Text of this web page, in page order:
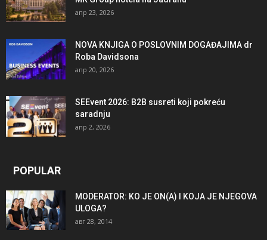
апр 23, 2026
NOVA KNJIGA O POSLOVNIM DOGAĐAJIMA dr
Roba Davidsona
апр 20, 2026
SEEvent 2026: B2B susreti koji pokreću
saradnju
апр 2, 2026
POPULAR
MODERATOR: KO JE ON(A) I KOJA JE NJEGOVA
ULOGA?
авг 28, 2014